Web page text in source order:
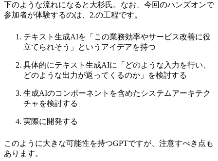
下のような流れになると大杉氏。なお、今回のハンズオンで
参加者が体験するのは、2.の工程です。
テキスト生成AIを「この業務効率やサービス改善に役
立てられそう」というアイデアを持つ
具体的にテキスト生成AIに「どのような入力を行い、
どのような出力が返ってくるのか」を検討する
生成AIのコンポーネントを含めたシステムアーキテク
チャを検討する
実際に開発する
このように大きな可能性を持つGPTですが、注意すべき点も
あります。